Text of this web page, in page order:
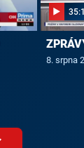
8. srpna